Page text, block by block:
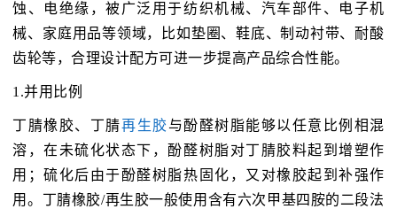
蚀、电绝缘，被广泛用于纺织机械、汽车部件、电子机
械、家庭用品等领域，比如垫圈、鞋底、制动衬带、耐酸
齿轮等，合理设计配方可进一步提高产品综合性能。
1.并用比例
丁腈橡胶、丁腈再生胶与酚醛树脂能够以任意比例相混
溶，在未硫化状态下，酚醛树脂对丁腈胶料起到增塑作
用；硫化后由于酚醛树脂热固化，又对橡胶起到补强作
用。丁腈橡胶/再生胶一般使用含有六次甲基四胺的二段法